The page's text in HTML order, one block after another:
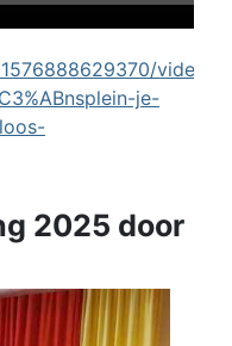
videos/
je-
2025 door